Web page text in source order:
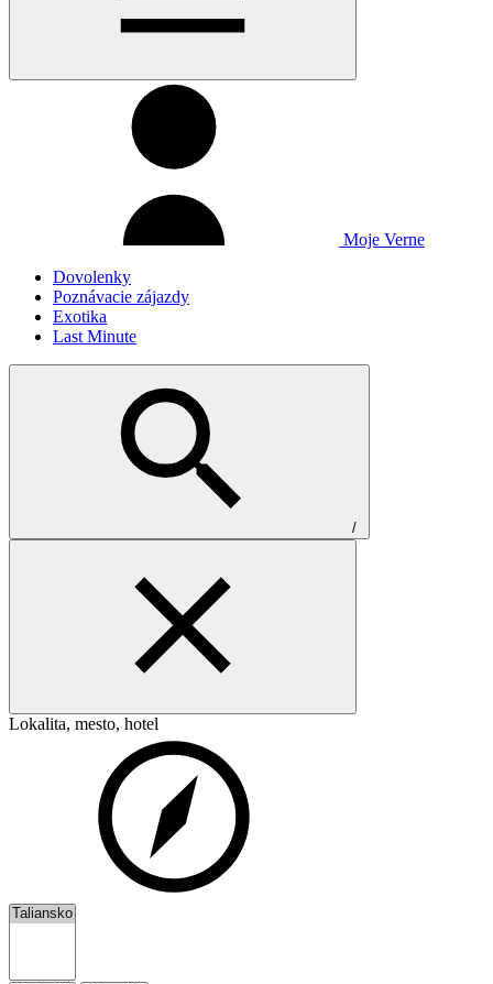
Moje Verne
Dovolenky
Poznávacie zájazdy
Exotika
Last Minute
/
Lokalita, mesto, hotel